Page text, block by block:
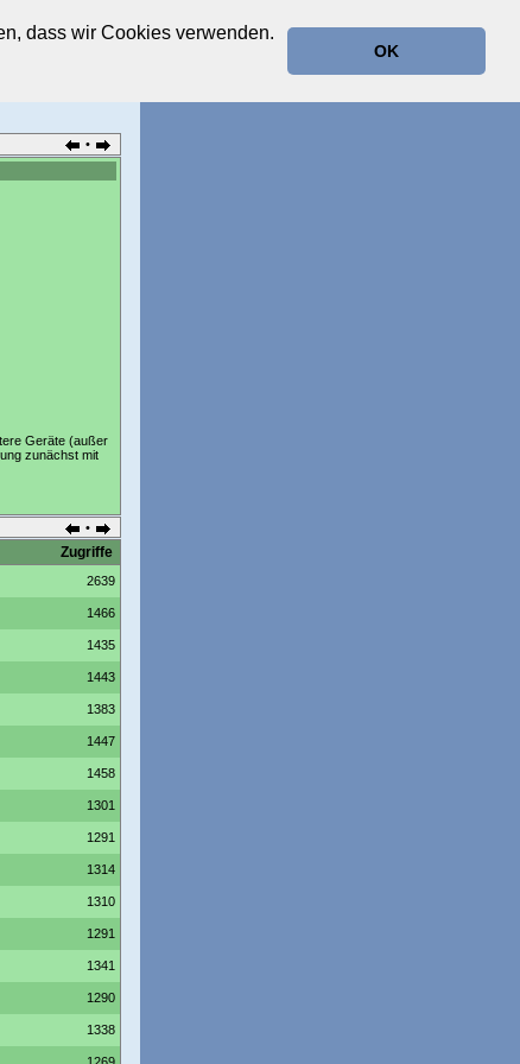
dass wir Cookies verwenden.
OK
•
Geräte (außer
zunächst mit
•
Zugriffe
2639
1466
1435
1443
1383
1447
1458
1301
1291
1314
1310
1291
1341
1290
1338